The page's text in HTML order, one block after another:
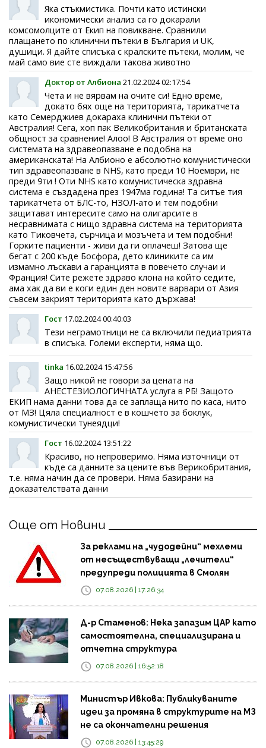
Яка стъкмистика. Почти като истински
икономически анализ са го докарали
комсомолците от Екип на повикване. Сравнили
плащането по клинични пътеки в България и UK,
душици. Я дайте списъка с кралските пътеки, молим, че
май само вие сте виждали такова животно
Доктор от Албиона 21.02.2024 02:17:54
Чета и не вярвам на очите си! Едно време,
докато бях още на територията, тарикатчета
като Семерджиев докараха клинични пътеки от
Австралия! Сега, хоп пак Великобритания и британската
общност за сравнение! Алоо! В Австралия от време оно
системата на здравеопазване е подобна на
американската! На Албионо е абсолютно комунистически
тип здравеопазване в NHS, като преди 10 Ноември, не
преди 9ти ! Оти NHS като комунистическа здравна
система е създадена през 1947ма година! Та ситъе тия
тарикатчета от БЛС-то, НЗОЛ-ато и тем подобни
защитават интересите само на олигарсите в
несравнимата с нищо здравна система на територията
като Тиковчета, сърчица и мозъчета и тем подобни!
Горките пациенти - живи да ги оплачеш! Затова ще
бегат с 200 къде Босфора, дето клиниките са им
измамно лъскави а гаранцията в повечето случаи и
Франция! Сите режете здраво клона на който седите,
ама хак да ви е коги един ден новите варвари от Азия
съвсем закрият територията като държава!
Гост 17.02.2024 00:40:03
Тези неграмотници не са включили педиатрията
в списъка. Големи експерти, няма що.
tinka 16.02.2024 15:47:56
Защо никой не говори за цената на
АНЕСТЕЗИОЛОГИЧНАТА услуга в РБ! Защото
ЕКИП нама данни това да се заплаща нито по каса, нито
от МЗ! Цяла специалност е в кошчето за боклук,
комунистически тунеядци!
Гост 16.02.2024 13:51:22
Красиво, но непроверимо. Няма източници от
къде са данните за цените във Верикобритания,
т.е. няма начин да се провери. Няма базирани на
доказателствата данни
Още от Новини
За реклами на „чудодейни“ мехлеми
от несъществуващи „лечители“
предупреди полицията в Смолян
07.08.2026 | 17:26:34
Д-р Стаменов: Нека запазим ЦАР като
самостоятелна, специализирана и
отчетна структура
07.08.2026 | 16:52:18
Министър Ивкова: Публикуваните
идеи за промяна в структурите на МЗ
не са окончателни решения
07.08.2026 | 13:45:29